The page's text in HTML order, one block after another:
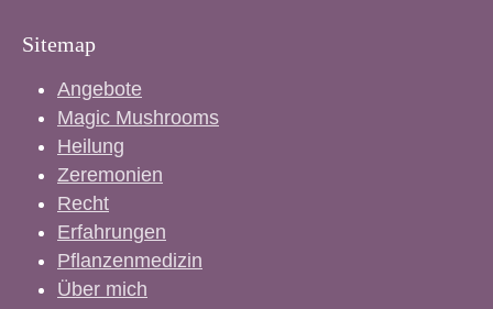
Sitemap
Angebote
Magic Mushrooms
Heilung
Zeremonien
Recht
Erfahrungen
Pflanzenmedizin
Über mich